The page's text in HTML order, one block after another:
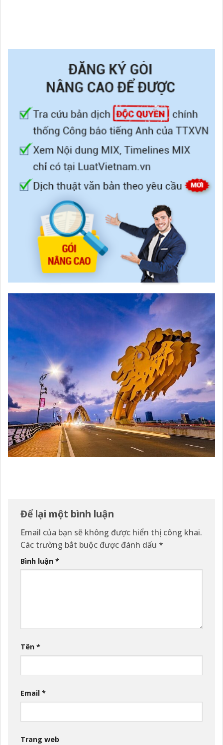
Để lại một bình luận
Email của bạn sẽ không được hiển thị công khai.
Các trường bắt buộc được đánh dấu *
Bình luận *
Tên *
Email *
Trang web